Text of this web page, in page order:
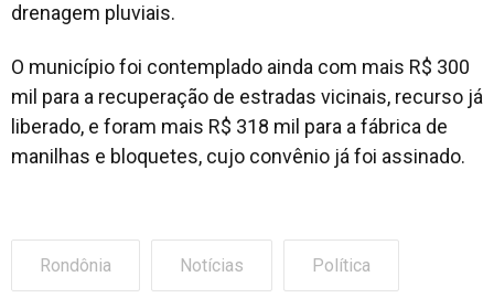
drenagem pluviais.
O município foi contemplado ainda com mais R$ 300
mil para a recuperação de estradas vicinais, recurso já
liberado, e foram mais R$ 318 mil para a fábrica de
manilhas e bloquetes, cujo convênio já foi assinado.
Rondônia Notícias Política